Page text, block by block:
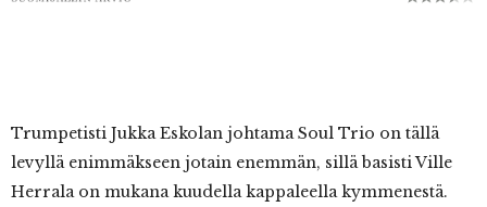
Trumpetisti Jukka Eskolan johtama Soul Trio on tällä
levyllä enimmäkseen jotain enemmän, sillä basisti Ville
Herrala on mukana kuudella kappaleella kymmenestä.